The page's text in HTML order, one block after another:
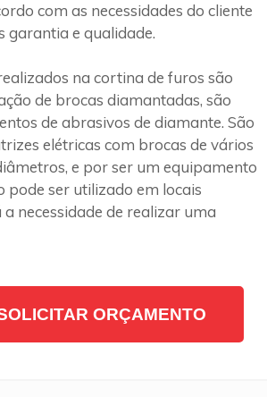
com as necessidades do cliente
garantia e qualidade.
na cortina de furos são
de brocas diamantadas, são
de abrasivos de diamante. São
elétricas com brocas de vários
e por ser um equipamento
pode ser utilizado em locais
a necessidade de realizar uma
ORÇAMENTO